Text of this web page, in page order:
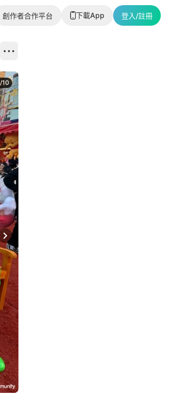
創作者合作平台 下載App 登入/註冊
Next slide
/10